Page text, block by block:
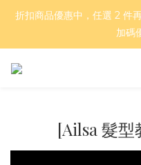
好評再延長！夏日年中慶
折，
折扣商品優惠中，任選 2 件
加碼
基本款、彩色款與金爪
折，
[Ailsa 髮型